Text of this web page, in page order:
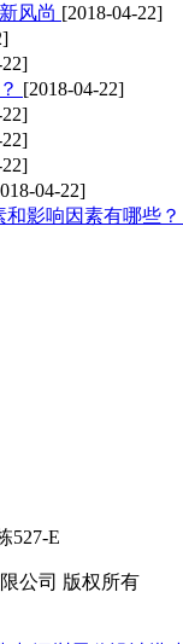
风尚 [2018-04-22]
[2018-04-22]
04-22]
影响因素有哪些？
527-E
公司 版权所有